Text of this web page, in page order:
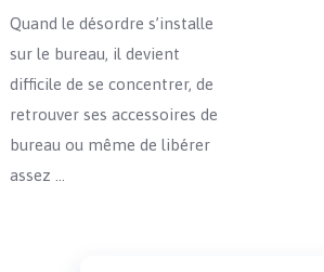
Quand le désordre s’installe
sur le bureau, il devient
difficile de se concentrer, de
retrouver ses accessoires de
bureau ou même de libérer
assez …